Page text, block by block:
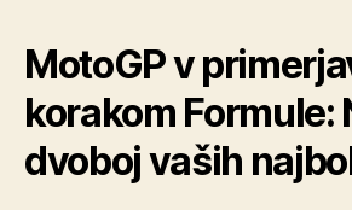
MotoGP v
korakom Formule:
dvoboj vaših